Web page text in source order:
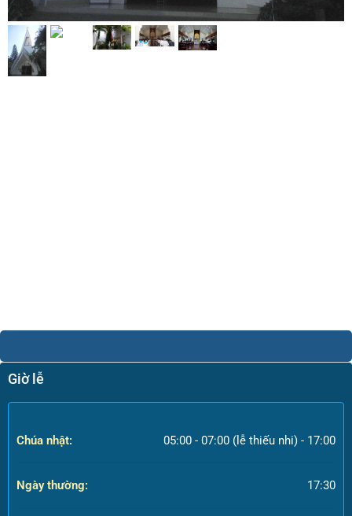
Giờ lễ
Chúa nhật: 05:00 - 07:00 (lễ thiếu nhi) - 17:00
Ngày thường: 17:30